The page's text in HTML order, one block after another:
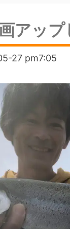
アッ
27 pm7:05